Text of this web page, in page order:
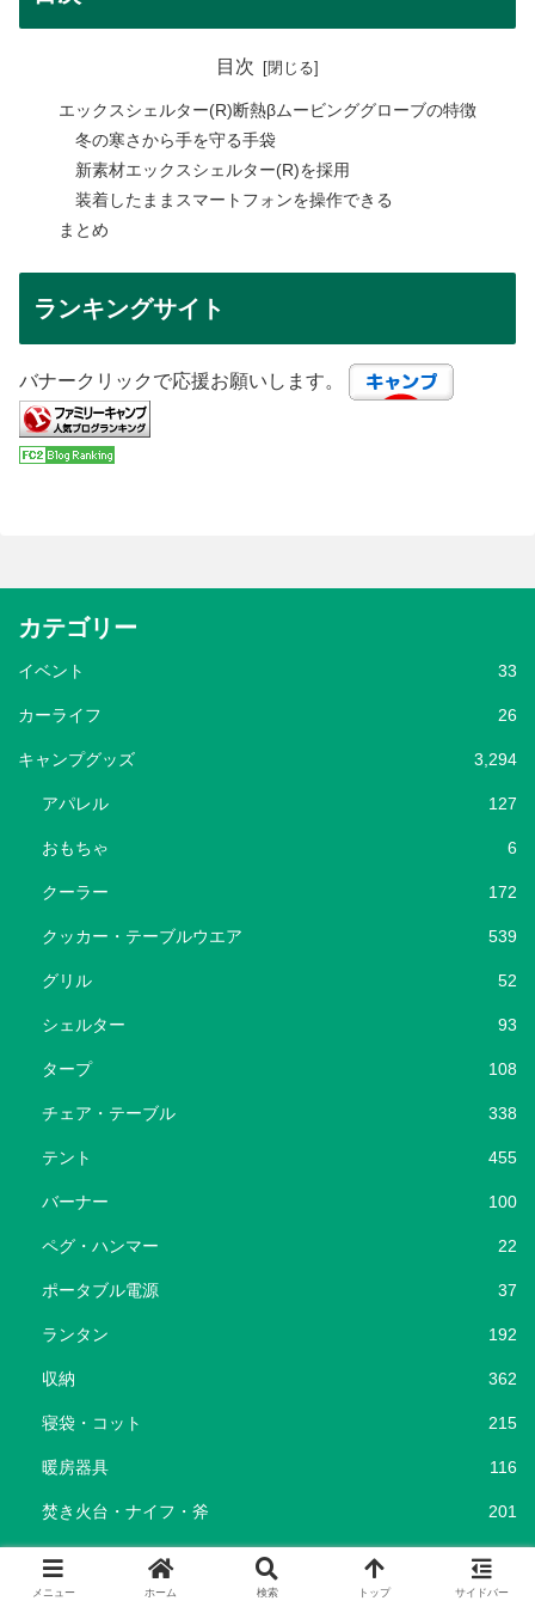
目次
エックスシェルター(R)断熱βムービンググローブの特徴
冬の寒さから手を守る手袋
新素材エックスシェルター(R)を採用
装着したままスマートフォンを操作できる
まとめ
ランキングサイト
バナークリックで応援お願いします。
カテゴリー
イベント 33
カーライフ 26
キャンプグッズ 3,294
アパレル 127
おもちゃ 6
クーラー 172
クッカー・テーブルウエア 539
グリル 52
シェルター 93
タープ 108
チェア・テーブル 338
テント 455
バーナー 100
ペグ・ハンマー 22
ポータブル電源 37
ランタン 192
収納 362
寝袋・コット 215
暖房器具 116
焚き火台・ナイフ・斧 201
キャンプ場
キャンプ飯
メニュー ホーム 検索 トップ サイドバー